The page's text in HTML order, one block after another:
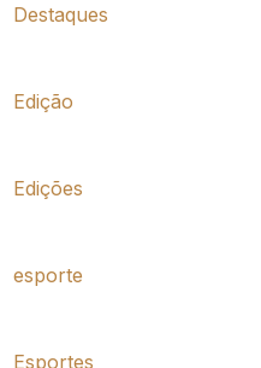
Destaques
Edição
Edições
esporte
Esportes